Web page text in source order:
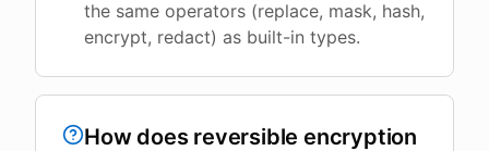
the same operators (replace, mask, hash,
encrypt, redact) as built-in types.
How does reversible encryption